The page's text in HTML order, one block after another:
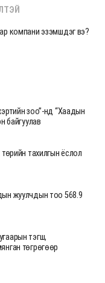
компани эзэмшдэг вэ?
зоо”-нд “Хаадын
байгуулав
тахилгын ёслол
жуулчдын тоо 568.9
тэгш,
төгрөгөөр